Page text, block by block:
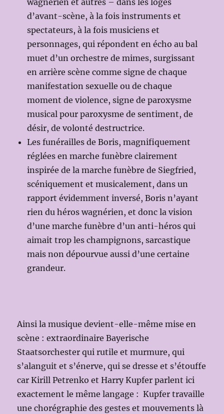
wagnérien et autres – dans les loges
d’avant-scène, à la fois instruments et
spectateurs, à la fois musiciens et
personnages, qui répondent en écho au bal
muet d’un orchestre de mimes, surgissant
en arrière scène comme signe de chaque
manifestation sexuelle ou de chaque
moment de violence, signe de paroxysme
musical pour paroxysme de sentiment, de
désir, de volonté destructrice.
Les funérailles de Boris, magnifiquement
réglées en marche funèbre clairement
inspirée de la marche funèbre de Siegfried,
scéniquement et musicalement, dans un
rapport évidemment inversé, Boris n’ayant
rien du héros wagnérien, et donc la vision
d’une marche funèbre d’un anti-héros qui
aimait trop les champignons, sarcastique
mais non dépourvue aussi d’une certaine
grandeur.
Ainsi la musique devient-elle-même mise en
scène : extraordinaire Bayerische
Staatsorchester qui rutile et murmure, qui
s’alanguit et s’énerve, qui se dresse et s’étouffe
car Kirill Petrenko et Harry Kupfer parlent ici
exactement le même langage : Kupfer travaille
une chorégraphie des gestes et mouvements là